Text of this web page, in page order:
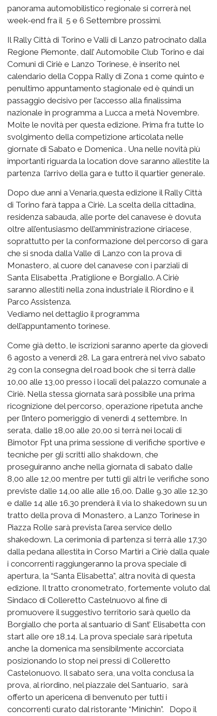
panorama automobilistico regionale si correrà nel
week-end fra il 5 e 6 Settembre prossimi.
Il Rally Città di Torino e Valli di Lanzo patrocinato dalla
Regione Piemonte, dall’ Automobile Club Torino e dai
Comuni di Ciriè e Lanzo Torinese, è inserito nel
calendario della Coppa Rally di Zona 1 come quinto e
penultimo appuntamento stagionale ed è quindi un
passaggio decisivo per l’accesso alla finalissima
nazionale in programma a Lucca a metà Novembre.
Molte le novità per questa edizione. Prima fra tutte lo
svolgimento della competizione articolata nelle
giornate di Sabato e Domenica . Una nelle novità più
importanti riguarda la location dove saranno allestite la
partenza l’arrivo della gara e tutto il quartier generale.
Dopo due anni a Venaria,questa edizione il Rally Città
di Torino farà tappa a Ciriè. La scelta della cittadina,
residenza sabauda, alle porte del canavese è dovuta
oltre all’entusiasmo dell’amministrazione ciriacese,
soprattutto per la conformazione del percorso di gara
che si snoda dalla Valle di Lanzo con la prova di
Monastero, al cuore del canavese con i parziali di
Santa Elisabetta ,Pratiglione e Borgiallo. A Ciriè
saranno allestiti nella zona industriale il Riordino e il
Parco Assistenza.
Vediamo nel dettaglio il programma
dell’appuntamento torinese.
Come già detto, le iscrizioni saranno aperte da giovedì
6 agosto a venerdì 28. La gara entrerà nel vivo sabato
29 con la consegna del road book che si terrà dalle
10,00 alle 13,00 presso i locali del palazzo comunale a
Ciriè. Nella stessa giornata sarà possibile una prima
ricognizione del percorso, operazione ripetuta anche
per l’intero pomeriggio di venerdì 4 settembre. In
serata, dalle 18,00 alle 20,00 si terrà nei locali di
Bimotor Fpt una prima sessione di verifiche sportive e
tecniche per gli scritti allo shakdown, che
proseguiranno anche nella giornata di sabato dalle
8,00 alle 12,00 mentre per tutti gli altri le verifiche sono
previste dalle 14,00 alle alle 16,00. Dalle 9.30 alle 12.30
e dalle 14 alle 16.30 prenderà il via lo shakedown su un
tratto della prova di Monastero, a Lanzo Torinese in
Piazza Rolle sarà prevista l’area service dello
shakedown. La cerimonia di partenza si terrà alle 17.30
dalla pedana allestita in Corso Martiri a Ciriè dalla quale
i concorrenti raggiungeranno la prova speciale di
apertura, la “Santa Elisabetta”, altra novità di questa
edizione. Il tratto cronometrato, fortemente voluto dal
Sindaco di Colleretto Castelnuovo al fine di
promuovere il suggestivo territorio sarà quello da
Borgiallo che porta al santuario di Sant’ Elisabetta con
start alle ore 18,14. La prova speciale sarà ripetuta
anche la domenica ma sensibilmente accorciata
posizionando lo stop nei pressi di Colleretto
Castelonuovo. Il sabato sera, una volta conclusa la
prova, al riordino, nel piazzale del Santuario, sarà
offerto un apericena di benvenuto per tutti i
concorrenti curato dal ristorante “Minichin”. Dopo il